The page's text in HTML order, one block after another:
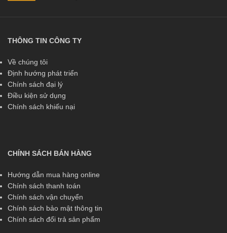
THÔNG TIN CÔNG TY
Về chúng tôi
Định hướng phát triển
Chính sách đại lý
Điều kiện sử dụng
Chính sách khiếu nại
CHÍNH SÁCH BÁN HÀNG
Hướng dẫn mua hàng online
Chính sách thanh toán
Chính sách vận chuyển
Chính sách bảo mật thông tin
Chính sách đổi trả sản phẩm